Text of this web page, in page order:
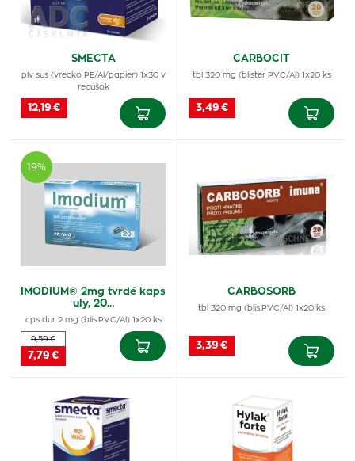
SMECTA
plv sus (vrecko PE/Al/papier) 1x30 v
recúšok
12,19 €
CARBOCIT
tbl 320 mg (blister PVC/Al) 1x20 ks
3,49 €
19%
IMODIUM® 2mg tvrdé kaps
uly, 20…
cps dur 2 mg (blis.PVC/Al) 1x20 ks
9,59 €
7,79 €
CARBOSORB
tbl 320 mg (blis.PVC/Al) 1x20 ks
3,39 €